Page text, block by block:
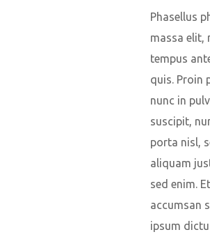
Phasellus
massa elit,
tempus
quis. Proin
nunc in
suscipit,
porta nisl,
aliquam
sed enim.
accumsan
ipsum